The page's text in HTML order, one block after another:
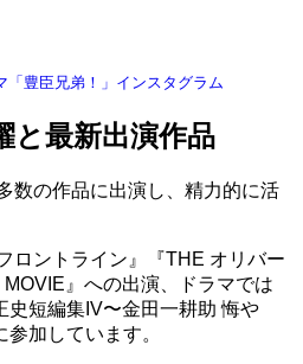
「豊臣兄弟！」インスタグラム
と最新出演作品
数の作品に出演し、精力的に活
ロントライン』『THE オリバー
』への出演、ドラマでは
史短編集IV〜金田一耕助 悔や
加しています。